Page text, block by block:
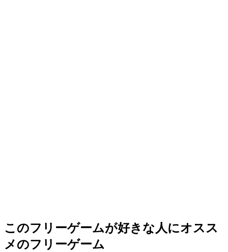
このフリーゲームが好きな人にオスス
メのフリーゲーム